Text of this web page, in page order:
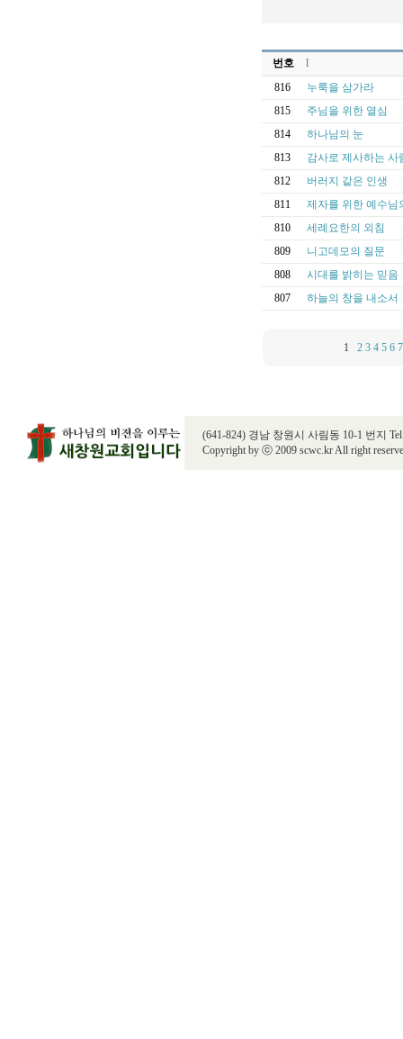
번호
l
816
누룩을 삼가라
815
주님을 위한 열심
814
하나님의 눈
813
감사로 제사하는 사
812
버러지 같은 인생
811
제자를 위한 예수님
810
세례요한의 외침
809
니고데모의 질문
808
시대를 밝히는 믿음
807
하늘의 창을 내소서
1 2 3 4 5 6 7
(641-824) 경남 창원시 사림동 10-1 번지
Copyright by ⓒ 2009 scwc.kr All right